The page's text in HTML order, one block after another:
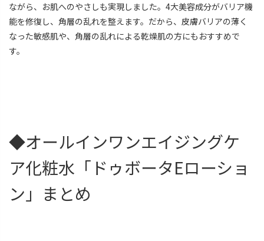
ながら、お肌へのやさしも実現しました。4大美容成分がバリア機
能を修復し、角層の乱れを整えます。だから、皮膚バリアの薄く
なった敏感肌や、角層の乱れによる乾燥肌の方にもおすすめで
す。
◆オールインワンエイジングケ
ア化粧水「ドゥボータEローショ
ン」まとめ